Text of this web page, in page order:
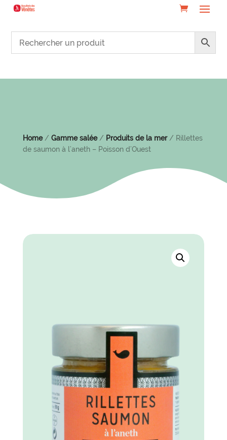
Home/ Gamme salée/ Produits de la mer/ Rillettes
de saumon à l’aneth – Poisson d’Ouest